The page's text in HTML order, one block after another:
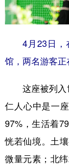
4月23日，
馆，两名游客
这座被列入
仁人心中是一
97%，生活着
恍若仙境。土
微量元素；北